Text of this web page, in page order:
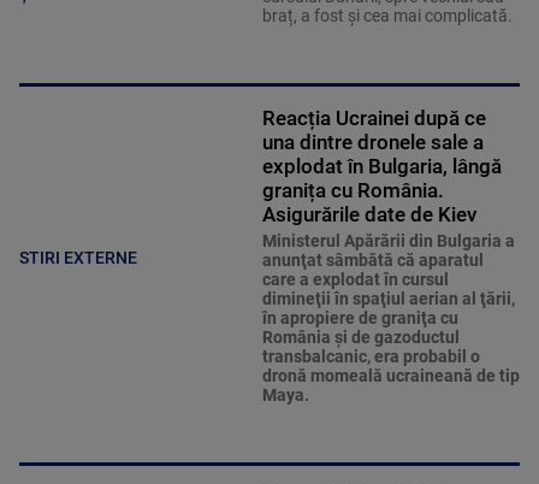
braț, a fost și cea mai complicată.
STIRI EXTERNE
Reacția Ucrainei după ce
una dintre dronele sale a
explodat în Bulgaria, lângă
granița cu România.
Asigurările date de Kiev
Ministerul Apărării din Bulgaria a
anunţat sâmbătă că aparatul
care a explodat în cursul
dimineţii în spaţiul aerian al ţării,
în apropiere de graniţa cu
România şi de gazoductul
transbalcanic, era probabil o
dronă momeală ucraineană de tip
Maya.